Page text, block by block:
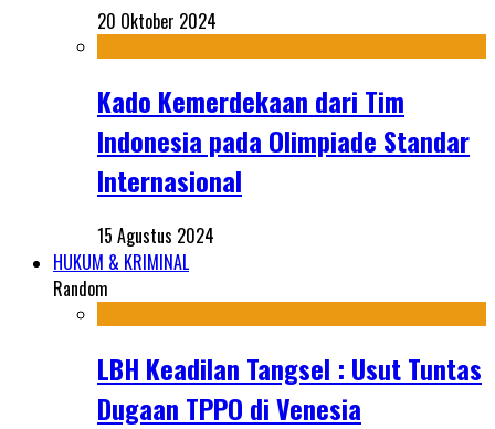
20 Oktober 2024
Kado Kemerdekaan dari Tim
Indonesia pada Olimpiade Standar
Internasional
15 Agustus 2024
HUKUM & KRIMINAL
Random
LBH Keadilan Tangsel : Usut Tuntas
Dugaan TPPO di Venesia